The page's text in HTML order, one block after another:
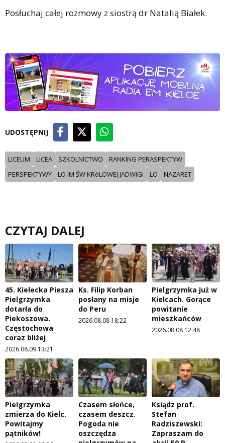
Posłuchaj całej rozmowy z siostrą dr Natalią Białek.
UDOSTĘPNIJ
LICEUM LICEA SZKOLNICTWO
RANKING PERASPEKTYW
PERSPEKTYWY
LO IM ŚW KRóLOWEJ JADWIGI LO NAZARET
CZYTAJ DALEJ
45. Kielecka Piesza
Pielgrzymka
dotarła do
Piekoszowa.
Częstochowa
coraz bliżej
2026.08.09 13:21
Ks. Filip Korban
posłany na misje
do Peru
2026.08.08 18:22
Pielgrzymka już w
Kielcach. Gorące
powitanie
mieszkańców
2026.08.08 12:48
Pielgrzymka
zmierza do Kielc.
Powitajmy
pątników!
Czasem słońce,
czasem deszcz.
Pogoda nie
oszczędza
Ksiądz prof.
Stefan
Radziszewski:
Zapraszam do